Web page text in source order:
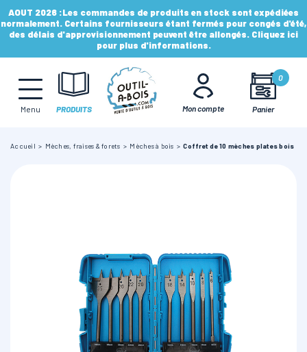
AOUT 2026 :Les commandes de produits en stock sont expédiées
normalement. Certains fournisseurs étant fermés pour congés d'été,
des délais d'approvisionnement peuvent être allongés. Cliquez ici
pour plus d'informations.
Menu PRODUITS Mon compte Panier
0
MÈCHES, FRAISES & FORETS
LAMES & DISQUES
FERS & PLAQUETTES
LAMES SCIES RUBAN
Accueil Mèches, fraises & forets Mèches à bois Coffret de 10 mèches plates bois